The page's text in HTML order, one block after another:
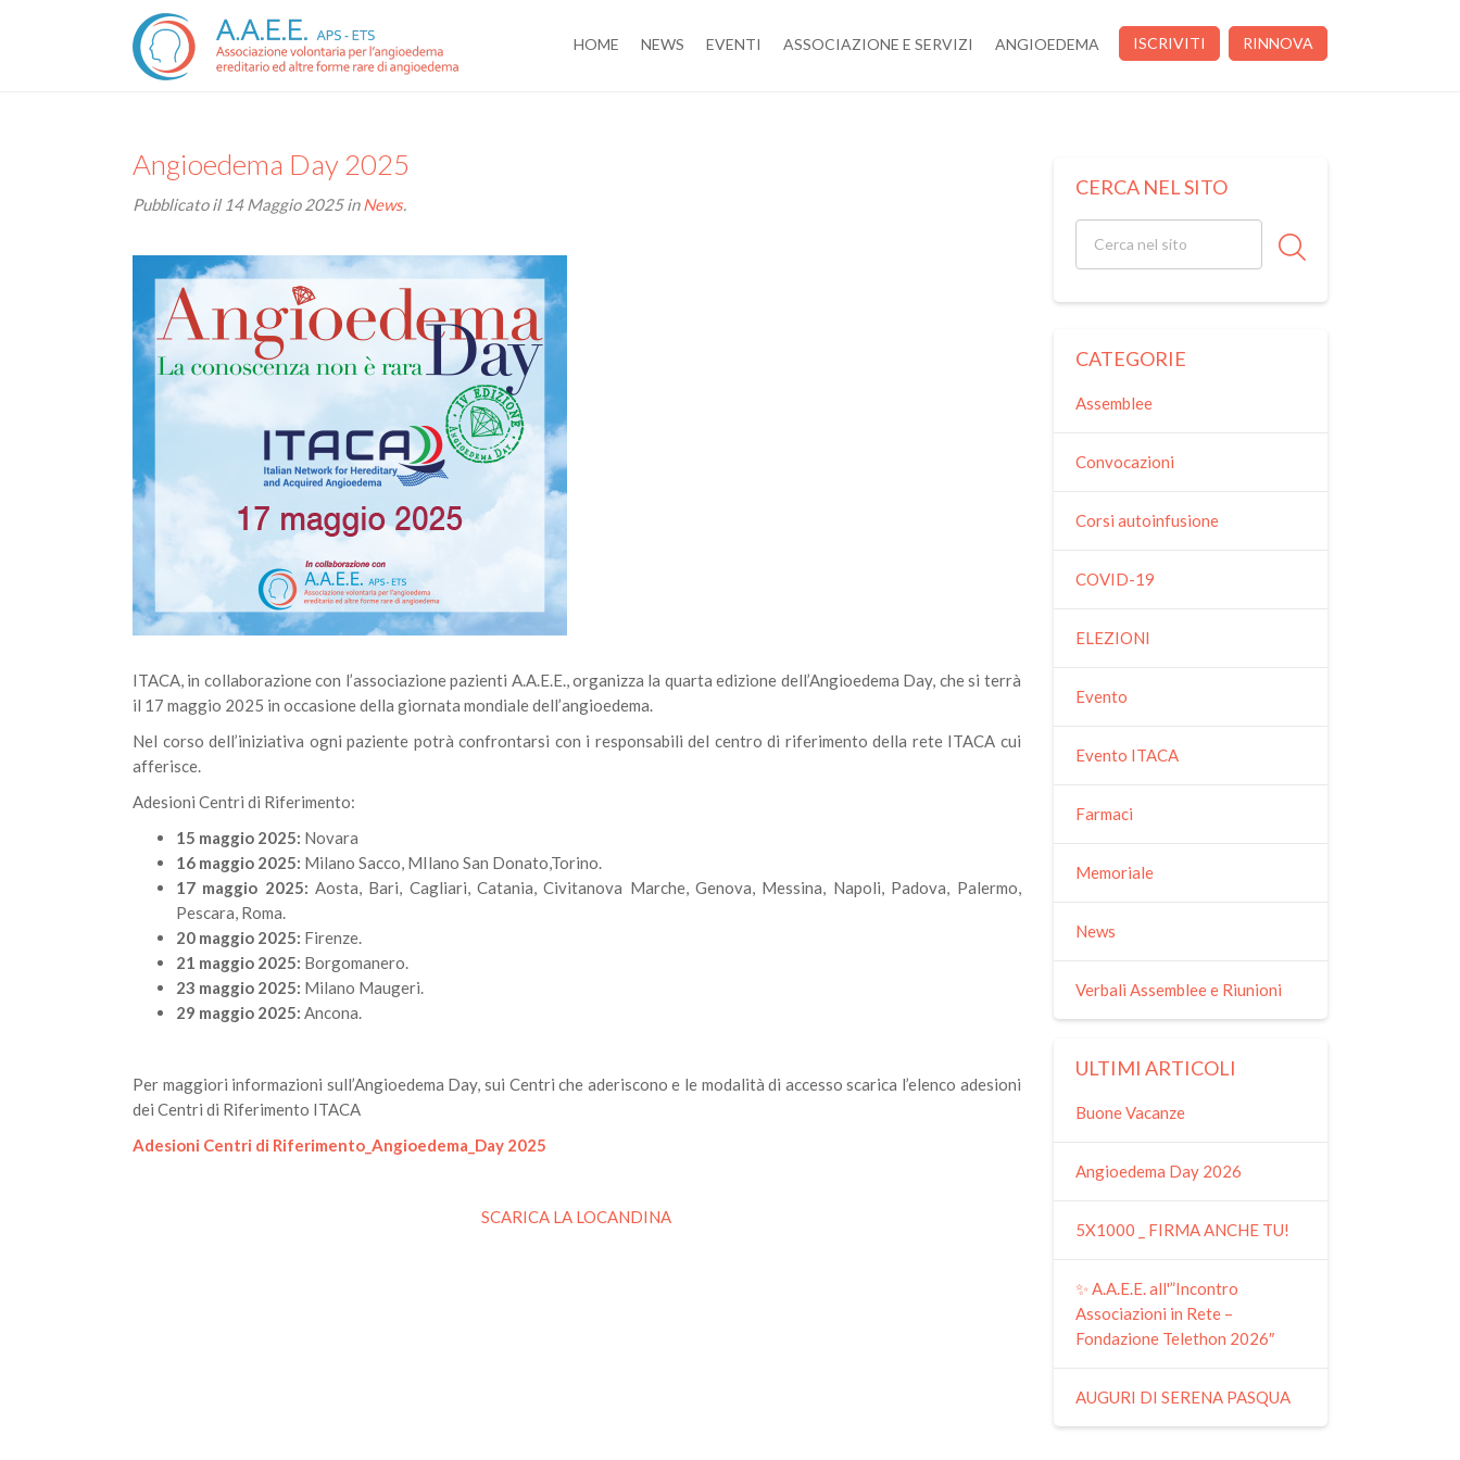
HOME NEWS EVENTI ASSOCIAZIONE E SERVIZI ANGIOEDEMA ISCRIVITI RINNOVA
Angioedema Day 2025
Pubblicato il 14 Maggio 2025inNews.
ITACA, in collaborazione con l’associazione pazienti A.A.E.E., organizza la quarta edizione dell’Angioedema Day, che si terrà
il 17 maggio 2025 in occasione della giornata mondiale dell’angioedema.
Nel corso dell’iniziativa ogni paziente potrà confrontarsi con i responsabili del centro di riferimento della rete ITACA cui
afferisce.
Adesioni Centri di Riferimento:
15 maggio 2025: Novara
16 maggio 2025: Milano Sacco, MIlano San Donato,Torino.
17 maggio 2025: Aosta, Bari, Cagliari, Catania, Civitanova Marche, Genova, Messina, Napoli, Padova, Palermo,
Pescara, Roma.
20 maggio 2025: Firenze.
21 maggio 2025: Borgomanero.
23 maggio 2025: Milano Maugeri.
29 maggio 2025: Ancona.
Per maggiori informazioni sull’Angioedema Day, sui Centri che aderiscono e le modalità di accesso scarica l’elenco adesioni
dei Centri di Riferimento ITACA
Adesioni Centri di Riferimento_Angioedema_Day 2025
SCARICA LA LOCANDINA
CERCA NEL SITO
CATEGORIE
Assemblee
Convocazioni
Corsi autoinfusione
COVID-19
ELEZIONI
Evento
Evento ITACA
Farmaci
Memoriale
News
Verbali Assemblee e Riunioni
ULTIMI ARTICOLI
Buone Vacanze
Angioedema Day 2026
5X1000 _ FIRMA ANCHE TU!
✨ A.A.E.E. all'”Incontro
Associazioni in Rete –
Fondazione Telethon 2026″
AUGURI DI SERENA PASQUA